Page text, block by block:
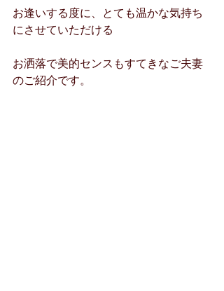
お逢いする度に、とても温かな気持ち
にさせていただける
お洒落で美的センスもすてきなご夫妻
のご紹介です。